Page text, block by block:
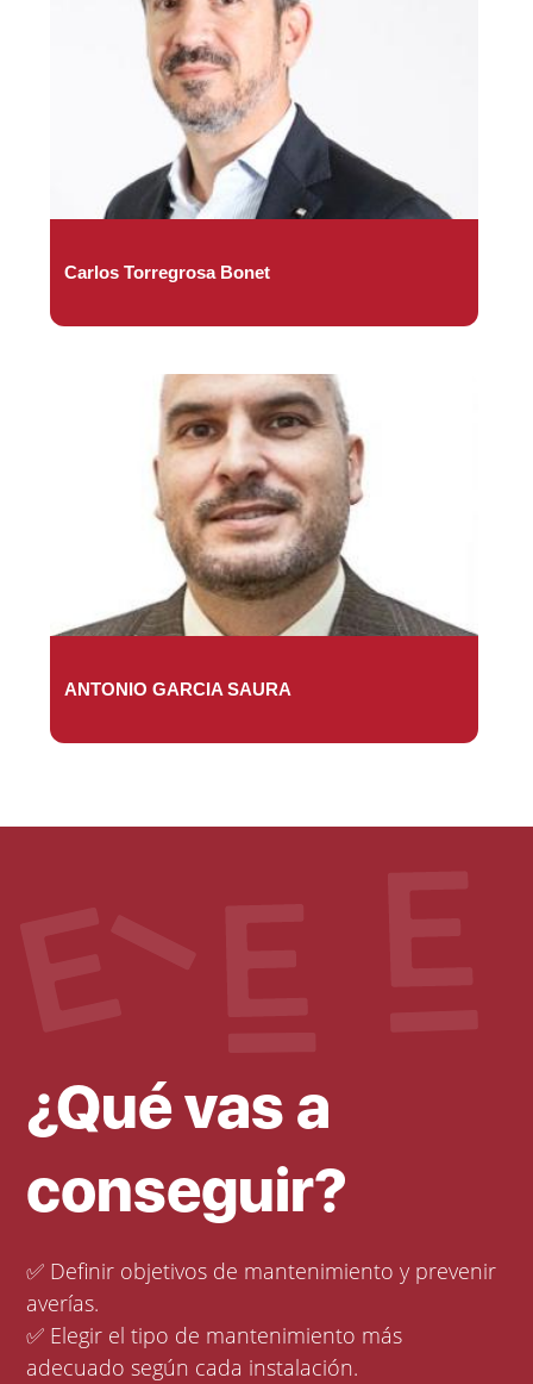
Carlos Torregrosa Bonet
ANTONIO GARCIA SAURA
¿Qué vas a
conseguir?
✅ Definir objetivos de mantenimiento y prevenir
averías.
✅ Elegir el tipo de mantenimiento más
adecuado según cada instalación.